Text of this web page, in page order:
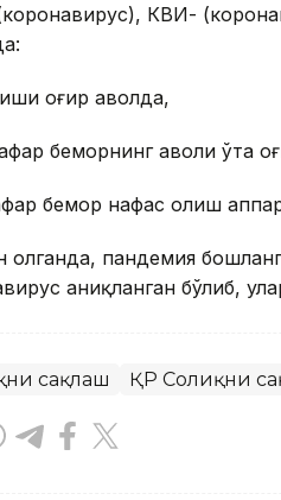
КВИ-
оғир аҳволда,
беморнинг аҳволи ўта
бемор нафас олиш
олганда, пандемия
аниқланган бўлиб,
сақлаш ҚР Соғлиқни